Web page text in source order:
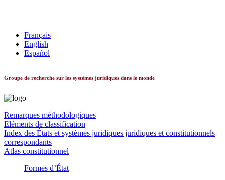
Français
English
Español
Groupe de recherche sur les systèmes juridiques dans le monde
Remarques méthodologiques
Eléments de classification
Index des États et systèmes juridiques juridiques et constitutionnels
correspondants
Atlas constitutionnel
Formes d’État